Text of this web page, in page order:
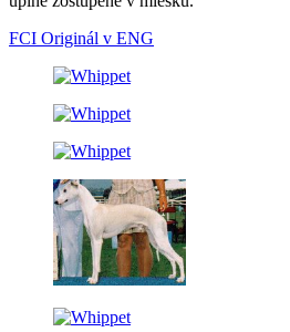
FCI Originál v ENG